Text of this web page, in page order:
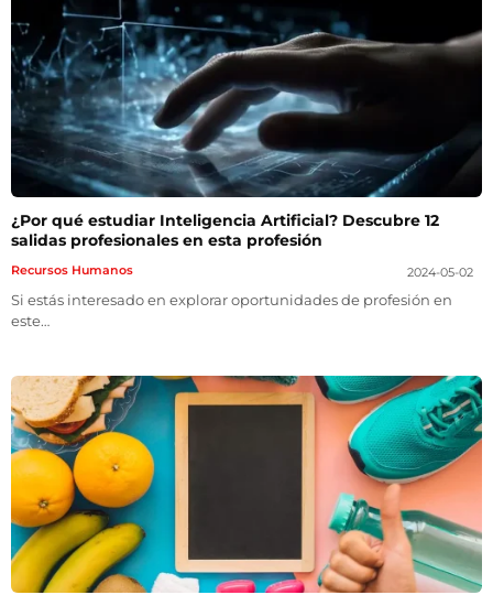
¿Por qué estudiar Inteligencia Artificial? Descubre 12
salidas profesionales en esta profesión
Recursos Humanos 2024-05-02
Si estás interesado en explorar oportunidades de profesión en
este…